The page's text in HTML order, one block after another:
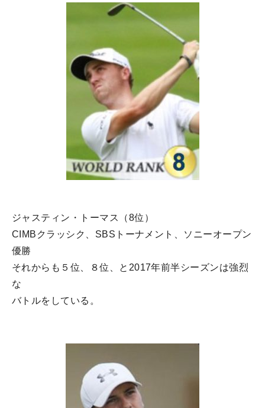
ジャスティン・トーマス（8位）
CIMBクラッシク、SBSトーナメント、ソニーオープン
優勝
それからも５位、８位、と2017年前半シーズンは強烈
な
バトルをしている。